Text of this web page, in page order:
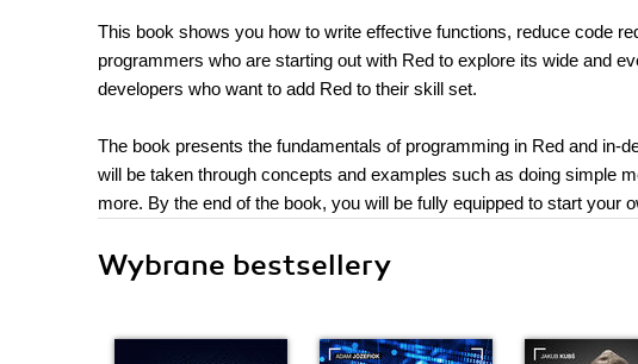
This book shows you how to write effective functions, reduce code
programmers who are starting out with Red to explore its wide and
developers who want to add Red to their skill set.
The book presents the fundamentals of programming in Red and in-
will be taken through concepts and examples such as doing simple
more. By the end of the book, you will be fully equipped to start your
Wybrane bestsellery